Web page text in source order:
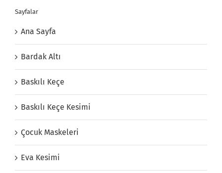
Sayfalar
Ana Sayfa
Bardak Altı
Baskılı Keçe
Baskılı Keçe Kesimi
Çocuk Maskeleri
Eva Kesimi